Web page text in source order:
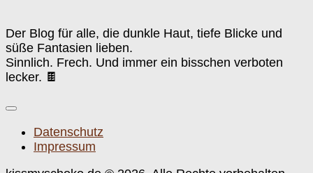
Der Blog für alle, die dunkle Haut, tiefe Blicke und
süße Fantasien lieben.
Sinnlich. Frech. Und immer ein bisschen verboten
lecker. 🍫
Datenschutz
Impressum